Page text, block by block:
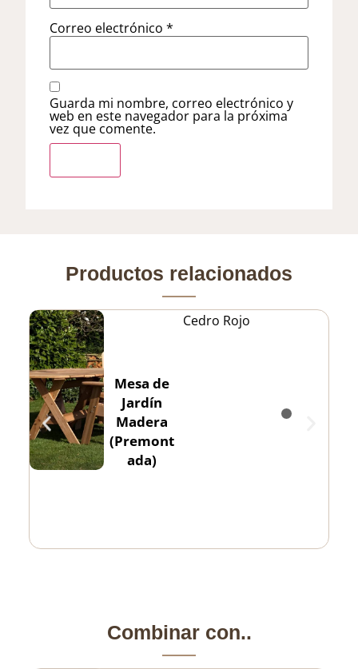
Correo electrónico*
Guarda mi nombre, correo electrónico y
web en este navegador para la próxima
vez que comente.
Productos relacionados
Mesa de
Jardín
Madera
(Premont
ada)
Cedro Rojo
Combinar con..